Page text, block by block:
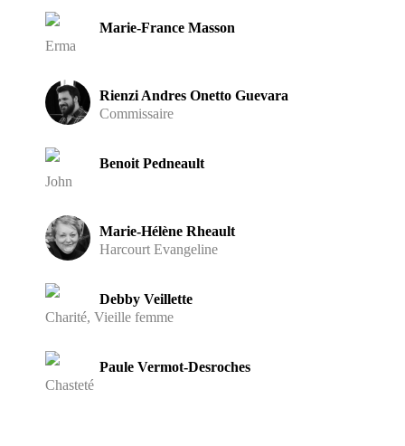
Marie-France Masson
Erma
Rienzi Andres Onetto Guevara
Commissaire
Benoit Pedneault
John
Marie-Hélène Rheault
Harcourt Evangeline
Debby Veillette
Charité, Vieille femme
Paule Vermot-Desroches
Chasteté